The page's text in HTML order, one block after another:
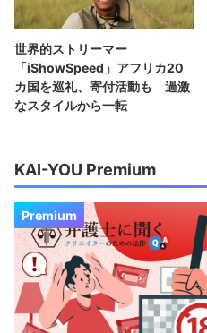
世界的ストリーマー
「iShowSpeed」アフリカ20
カ国を巡礼、寄付活動も 過激
なスタイルから一転
KAI-YOU Premium
Premium